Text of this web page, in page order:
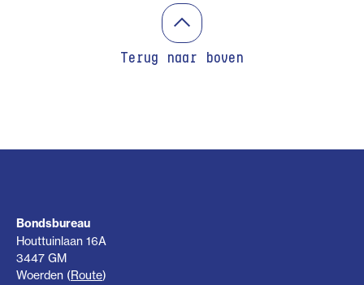
Terug naar boven
Bondsbureau
Houttuinlaan 16A
3447 GM
Woerden (Route)